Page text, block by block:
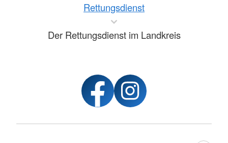
Rettungsdienst
Der Rettungsdienst im Landkreis